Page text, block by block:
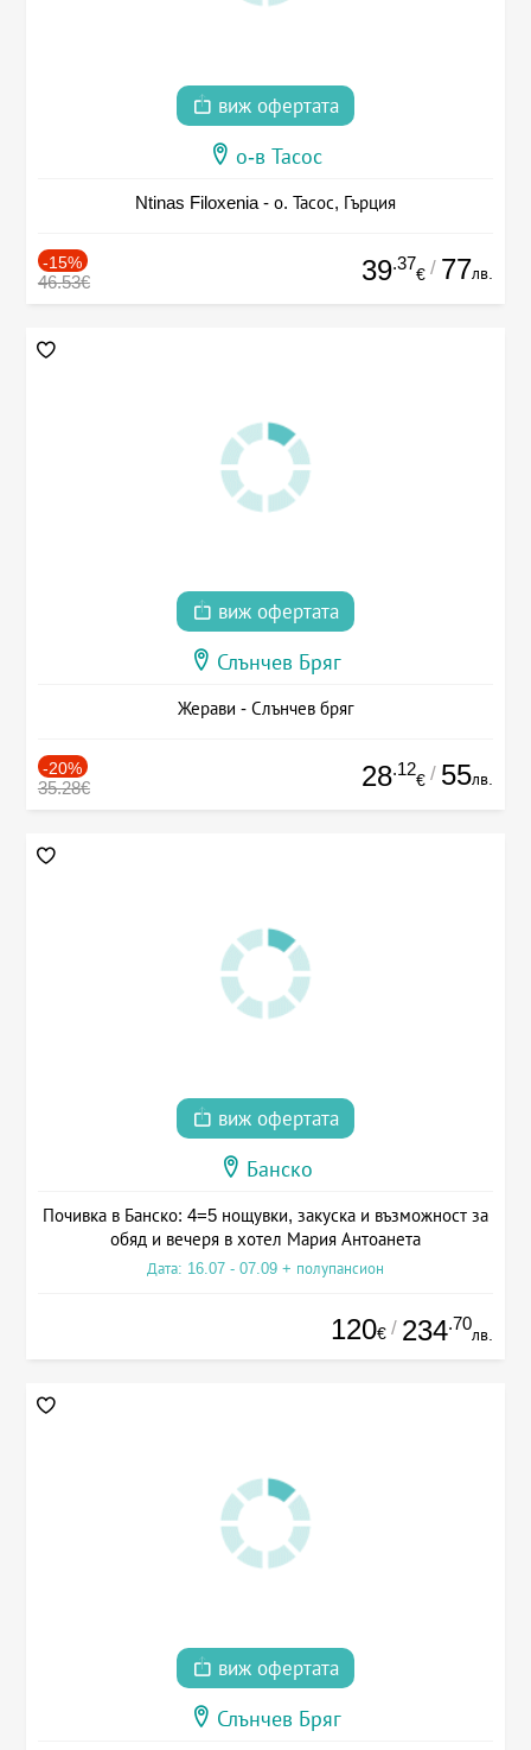
виж офертата
о-в Тасос
Ntinas Filoxenia - о. Тасос, Гърция
-15%
46.53€ 39.37
€ / 77лв.
виж офертата
Слънчев Бряг
Жерави - Слънчев бряг
-20%
35.28€ 28.12
€ / 55лв.
виж офертата
Банско
Почивка в Банско: 4=5 нощувки, закуска и възможност за
обяд и вечеря в хотел Мария Антоанета
Дата: 16.07 - 07.09 + полупансион
120€ / 234.70
лв.
виж офертата
Слънчев Бряг